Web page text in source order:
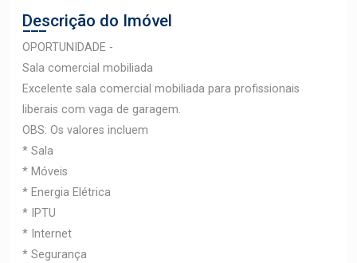
Descrição do Imóvel
OPORTUNIDADE -
Sala comercial mobiliada
Excelente sala comercial mobiliada para profissionais
liberais com vaga de garagem.
OBS: Os valores incluem
* Sala
* Móveis
* Energia Elétrica
* IPTU
* Internet
* Segurança